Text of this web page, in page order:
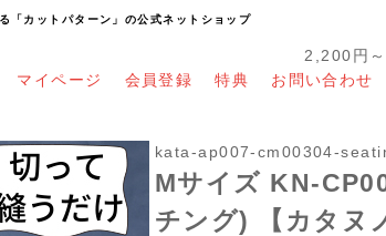
「カットパターン」の公式ネットショップ
2,200円
マイページ 会員登録 特典 お問い合わせ
kata-ap007-cm00304-
Mサイズ KN-
チング) 【カタヌ